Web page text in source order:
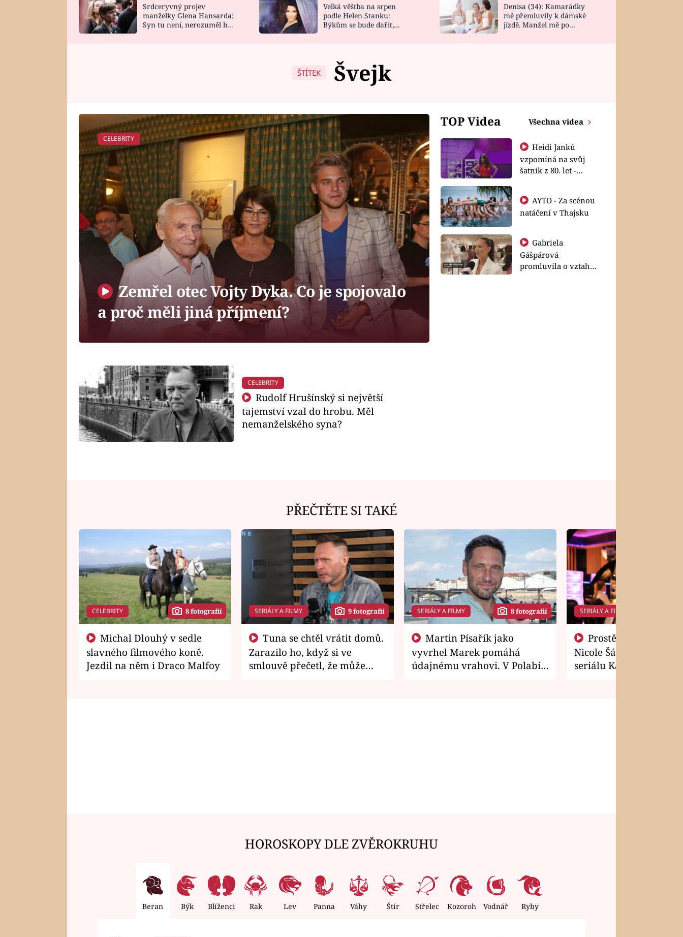
HOROSKOP NA
CELEBRITY
VAŘENÍ
NOVINKY
VIDEORECEPTY
DESIGN
Srdceryvný projev
manželky Glena Hansarda:
Syn tu není, nerozuměl by
Velká věštba na srpen
podle Helen Stanku:
Býkům se bude dařit,
Denisa (34): Kamarádky
mě přemluvily k dámské
jízdě. Manžel mě po
ŠTÍTEK Švejk
TOP Videa Všechna videa
Heidi Janků
vzpomíná na svůj
šatník z 80. let -
natáčení v Thajsku
Gabriela
Gášpárová
promluvila o vztahu
CELEBRITY
Zemřel otec Vojty Dyka. Co je spojovalo
a proč měli jiná příjmení?
CELEBRITY
Rudolf Hrušínský si největší
tajemství vzal do hrobu. Měl
nemanželského syna?
PŘEČTĚTE SI TAKÉ
CELEBRITY 8 fotografií
slavného filmového koně.
Jezdil na něm i Draco Malfoy
SERIÁLY A FILMY 9 fotografií
Zarazilo ho, když si ve
smlouvě přečetl, že může
SERIÁLY A FILMY 8 fotografií
vyvrhel Marek pomáhá
údajnému vrahovi. V Polabí
SERIÁLY A FILMY
Nicole Šáchová získala
seriálu Kamarádi
HOROSKOPY DLE ZVĚROKRUHU
Beran Býk Blíženci Rak Lev Panna Váhy Štír Střelec Kozoroh Vodnář Ryby